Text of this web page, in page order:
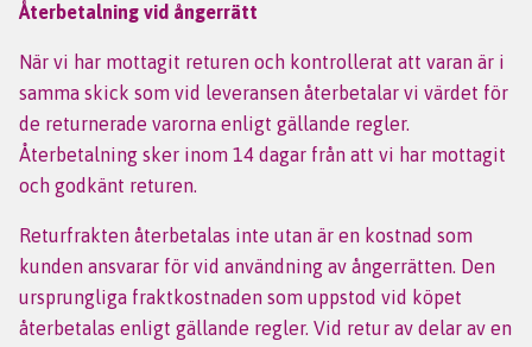
Återbetalning vid ångerrätt
När vi har mottagit returen och kontrollerat att varan är i
samma skick som vid leveransen återbetalar vi värdet för
de returnerade varorna enligt gällande regler.
Återbetalning sker inom 14 dagar från att vi har mottagit
och godkänt returen.
Returfrakten återbetalas inte utan är en kostnad som
kunden ansvarar för vid användning av ångerrätten. Den
ursprungliga fraktkostnaden som uppstod vid köpet
återbetalas enligt gällande regler. Vid retur av delar av en